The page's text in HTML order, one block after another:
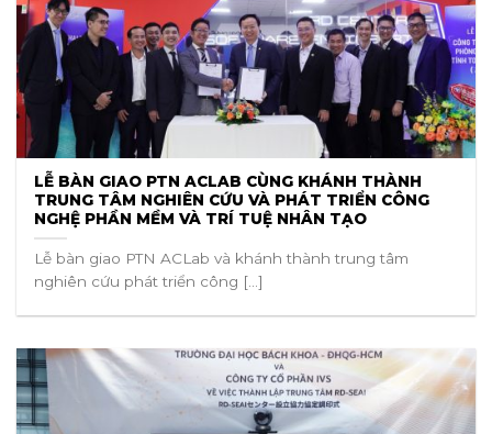
LỄ BÀN GIAO PTN ACLAB CÙNG KHÁNH THÀNH
TRUNG TÂM NGHIÊN CỨU VÀ PHÁT TRIỂN CÔNG
NGHỆ PHẦN MỀM VÀ TRÍ TUỆ NHÂN TẠO
Lễ bàn giao PTN ACLab và khánh thành trung tâm
nghiên cứu phát triển công [...]